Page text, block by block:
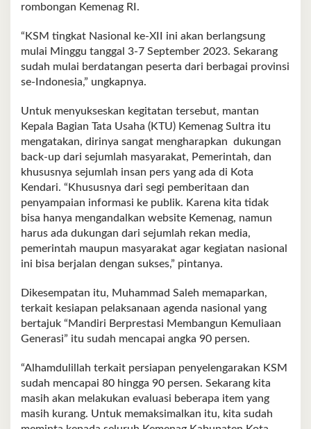
rombongan Kemenag RI.
“KSM tingkat Nasional ke-XII ini akan berlangsung
mulai Minggu tanggal 3-7 September 2023. Sekarang
sudah mulai berdatangan peserta dari berbagai provinsi
se-Indonesia,” ungkapnya.
Untuk menyukseskan kegitatan tersebut, mantan
Kepala Bagian Tata Usaha (KTU) Kemenag Sultra itu
mengatakan, dirinya sangat mengharapkan dukungan
back-up dari sejumlah masyarakat, Pemerintah, dan
khususnya sejumlah insan pers yang ada di Kota
Kendari. “Khususnya dari segi pemberitaan dan
penyampaian informasi ke publik. Karena kita tidak
bisa hanya mengandalkan website Kemenag, namun
harus ada dukungan dari sejumlah rekan media,
pemerintah maupun masyarakat agar kegiatan nasional
ini bisa berjalan dengan sukses,” pintanya.
Dikesempatan itu, Muhammad Saleh memaparkan,
terkait kesiapan pelaksanaan agenda nasional yang
bertajuk “Mandiri Berprestasi Membangun Kemuliaan
Generasi” itu sudah mencapai angka 90 persen.
“Alhamdulillah terkait persiapan penyelengarakan KSM
sudah mencapai 80 hingga 90 persen. Sekarang kita
masih akan melakukan evaluasi beberapa item yang
masih kurang. Untuk memaksimalkan itu, kita sudah